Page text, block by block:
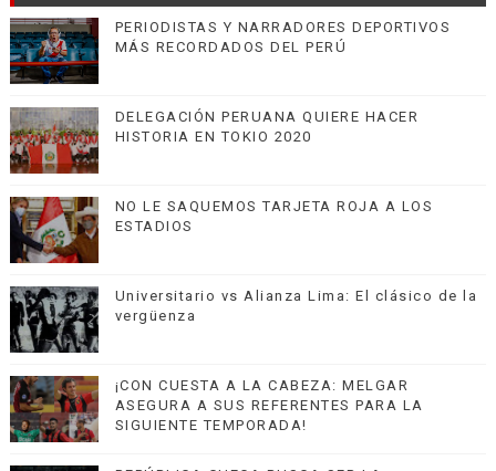
PERIODISTAS Y NARRADORES DEPORTIVOS
MÁS RECORDADOS DEL PERÚ
DELEGACIÓN PERUANA QUIERE HACER
HISTORIA EN TOKIO 2020
NO LE SAQUEMOS TARJETA ROJA A LOS
ESTADIOS
Universitario vs Alianza Lima: El clásico de la
vergüenza
¡CON CUESTA A LA CABEZA: MELGAR
ASEGURA A SUS REFERENTES PARA LA
SIGUIENTE TEMPORADA!